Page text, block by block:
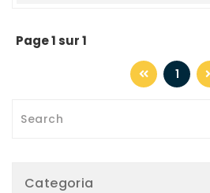
Page 1 sur 1
1
Categoria